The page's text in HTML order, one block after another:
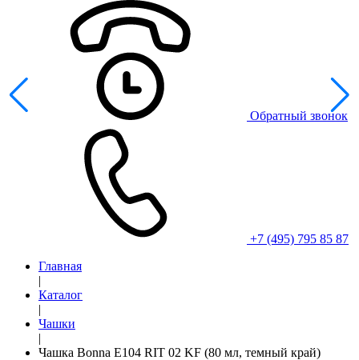
Обратный звонок
+7 (495) 795 85 87
Главная
|
Каталог
|
Чашки
|
Чашка Bonna E104 RIT 02 KF (80 мл, темный край)